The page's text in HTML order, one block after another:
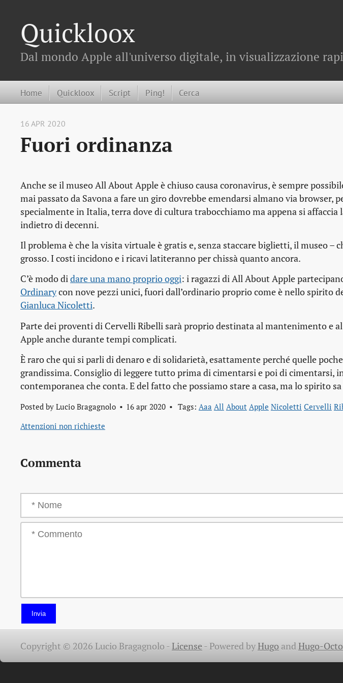
Quickloox
Dal mondo Apple all'universo digitale, in visualizzazione
Home Quickloox Script Ping! Cerca
16 APR 2020
Fuori ordinanza
Anche se il museo All About Apple è chiuso causa coronavirus, è sempre
mai passato da Savona a fare un giro dovrebbe emendarsi almano via browser,
specialmente in Italia, terra dove di cultura trabocchiamo ma appena si
indietro di decenni.
Il problema è che la visita virtuale è gratis e, senza staccare biglietti, il museo –
grosso. I costi incidono e i ricavi latiteranno per chissà quanto ancora.
C’è modo didare una mano proprio oggi: i ragazzi di All About Apple
Ordinarycon nove pezzi unici, fuori dall’ordinario proprio come è nello spirito
Gianluca Nicoletti.
Parte dei proventi di Cervelli Ribelli sarà proprio destinata al mantenimento e
Apple anche durante tempi complicati.
È raro che qui si parli di denaro e di solidarietà, esattamente perché quelle
grandissima. Consiglio di leggere tutto prima di cimentarsi e poi di cimentarsi,
contemporanea che conta. E del fatto che possiamo stare a casa, ma lo spirito
Posted by Lucio Bragagnolo 16 apr 2020 Tags: Aaa All About Apple Nicoletti Cervelli
Attenzioni non richieste
Commenta
Invia
Copyright © 2026 Lucio Bragagnolo -License -Powered byHugoandHugo-